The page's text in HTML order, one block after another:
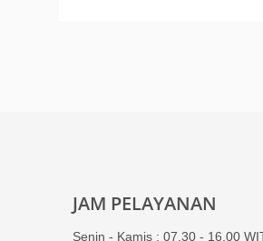
JAM PELAYANAN
Senin - Kamis : 07.30 - 16.00